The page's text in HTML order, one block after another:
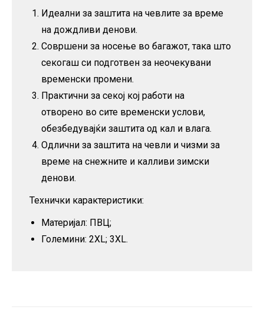
Идеални за заштита на чевлите за време
на дождливи денови.
Совршени за носење во багажот, така што
секогаш си подготвен за неочекувани
временски промени.
Практични за секој кој работи на
отворено во сите временски услови,
обезбедувајќи заштита од кал и влага.
Одлични за заштита на чевли и чизми за
време на снежните и калливи зимски
денови.
Технички карактеристики:
Материјал: ПВЦ;
Големини: 2XL; 3XL.